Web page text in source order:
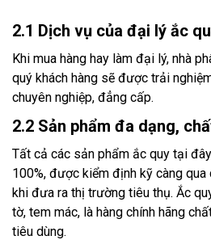
2.1 Dịch vụ của đại lý ắc
Khi mua hàng hay làm đại lý, nhà
quý khách hàng sẽ được trải
chuyên nghiệp, đẳng cấp.
2.2 Sản phẩm đa dạng,
Tất cả các sản phẩm ắc quy tại
100%, được kiểm định kỹ càng
khi đưa ra thị trường tiêu thụ. Ắc
tờ, tem mác, là hàng chính hãng
tiêu dùng.